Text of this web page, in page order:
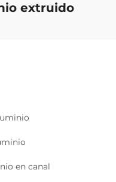
extruido
en canal